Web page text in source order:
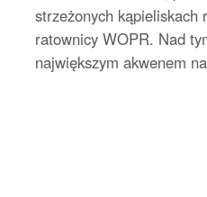
strzeżonych kąpieliskach
ratownicy WOPR. Nad
największym akwenem